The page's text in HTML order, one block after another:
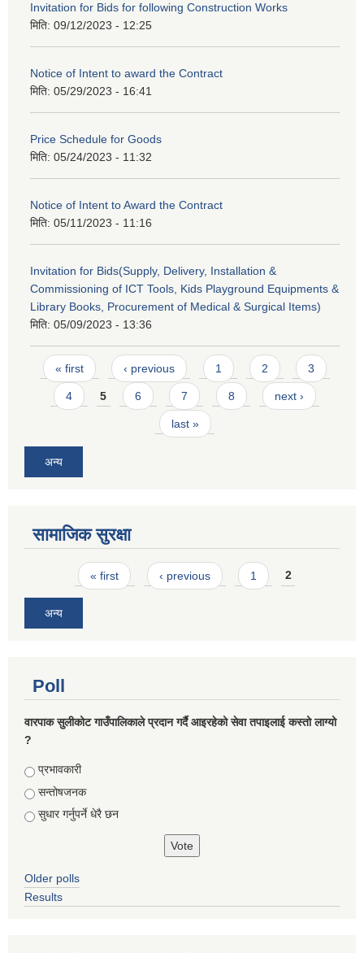
Invitation for Bids for following Construction Works
मिति: 09/12/2023 - 12:25
Notice of Intent to award the Contract
मिति: 05/29/2023 - 16:41
Price Schedule for Goods
मिति: 05/24/2023 - 11:32
Notice of Intent to Award the Contract
मिति: 05/11/2023 - 11:16
Invitation for Bids(Supply, Delivery, Installation &
Commissioning of ICT Tools, Kids Playground Equipments &
Library Books, Procurement of Medical & Surgical Items)
मिति: 05/09/2023 - 13:36
Pages
« first ‹ previous 1 2 3
4 5 6 7 8 next ›
last »
अन्य
सामाजिक सुरक्षा
Pages« first ‹ previous 1 2
अन्य
Poll
वारपाक सुलीकोट गाउँपालिकाले प्रदान गर्दै आइरहेको सेवा तपाइलाई कस्तो लाग्यो
?
Choices
प्रभावकारी
सन्तोषजनक
सुधार गर्नुपर्ने धेरै छन
Older polls
Results